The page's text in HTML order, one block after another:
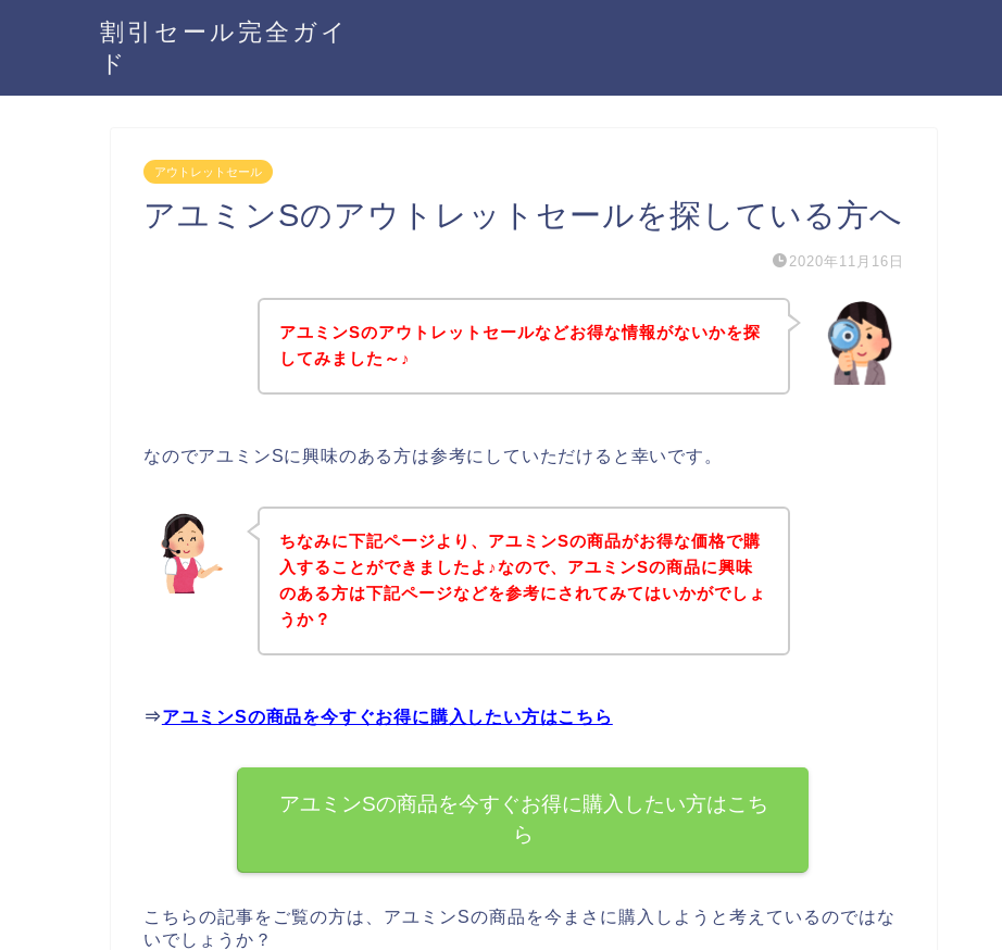
割引セール完全ガイ
ド
アウトレットセール
アユミンSのアウトレットセールを探している方へ
2020年11月16日
アユミンSのアウトレットセールなどお得な情報がないかを探
してみました～♪
なのでアユミンSに興味のある方は参考にしていただけると幸いです。
ちなみに下記ページより、アユミンSの商品がお得な価格で購
入することができましたよ♪なので、アユミンSの商品に興味
のある方は下記ページなどを参考にされてみてはいかがでしょ
うか？
⇒アユミンSの商品を今すぐお得に購入したい方はこちら
アユミンSの商品を今すぐお得に購入したい方はこち
ら
こちらの記事をご覧の方は、アユミンSの商品を今まさに購入しようと考えているのではな
いでしょうか？